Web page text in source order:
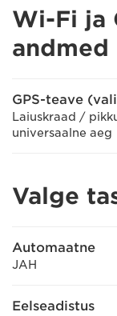
Wi-Fi ja
andmed
GPS-teave
Laiuskraad /
universaalne aeg
Valge
Automaatne
JAH
Eelseadistus